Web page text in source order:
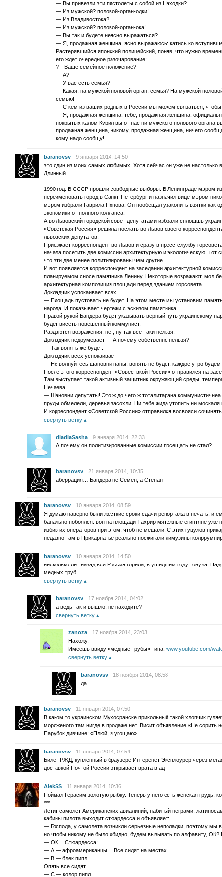
— Вы привезли эти пистолеты с собой из Находки?
— Из мужской? половой-орган-одки!
— Из Владивостока?
— Из мужской? половой-орган-ока!
— Вы так и будете неясно выражаться?
— Я, продажная женщина, ясно выражаюсь: катись ко
Растерявшийся японский полицейский, поняв, что нужно
его ждет очередное разочарование:
?-- Ваше семейное положение?
— А?
— У вас есть семья?
— Какая, на мужской половой орган, семья? На мужской
семью!
— С кем из ваших родных в России мы можем связаться,
— Я, продажная женщина, тебе, продажная женщина,
покрытых калом Курил вы от нас ни мужского полового органа
продажная женщина, никому, продажная женщина, ничего
кому надо сообщу!
baranovsv
9 января 2014, 14:50
это один из моих самых любимых. Хотя сейчас он уже не настолько
Длинный.
1990 год. В СССР прошли совбодные выборы. В Ленинграде мэром
переименовать город в Санкт-Петербург и назначил вице-мэром
мэром избрали Гаврила Попова. Он пообещал узаконить взятки как
экономики от полного коллапса.
А во Львовский городской совет депутатами избрали сплошшь
«Советская Россия» решила послать во Львов своего
львовских депутатов.
Приезжает корреспондент во Львов и сразу в пресс-службу
начала посетить две комиссии архитектурную и экологическую.
что эти две менее политизированы чем другие.
И вот появляется корреспондент на заседании архитектурной
планируемом сносе памятника Ленину. Некоторые возражают, мол
архитектурная композиция площади перед зданием горсовета.
Докладчик успокаивает всех.
— Площадь пустовать не будет. На этом месте мы установим
народа. И показывает чертежи с эскизом памятника.
Правой рукой Бандера будет указывать верный путь украинскому
будет висеть повешенный коммунист.
Раздаются возражения. нет, ну так всё-таки нельзя.
Докладчик недоумевает — А почему собственно нельзя?
— Так вонять же будет.
Докладчик всех успокаивает
— Не волнуйтесь шановни паны, вонять не будет, каждое утро будем
После этого корреспондент «Совествкой России» отправился на
Там выступает такой активный защитник окружающий среды,
Нечаева.
— Шановни депутаты! Это ж до чего ж тоталитарана
пруды обмелели, деревья засохли. Ни тебе жида утопить ни москаля
И корреспондент «Советской России» отправился восвояси
свернуть ветку
diadiaSasha
9 января 2014, 22:33
А почему он политизированные комиссии посещать не стал?
baranovsv
21 января 2014, 10:35
аберрация… Бандера не Семён, а Степан
baranovsv
10 января 2014, 08:59
Я думаю наверно были жёсткие сроки сдачи репортажа в печать, и
банально побоялся. вон на площади Тахрир мятежные египтяне уже
избив их операторов при этом, чтоб не мешали. С этих гуцулов
недавно там в Прикарпатье реально посжигали лимузины
baranovsv
10 января 2014, 14:50
несколько лет назад вся Россия горела, в ушедшем году тонула.
медных труб.
свернуть ветку
baranovsv
17 ноября 2014, 04:02
а ведь так и вышло, не находите?
свернуть ветку
zanoza
17 ноября 2014, 23:03
Нахожу.
Имеешь ввиду «медные трубы» типа: www.youtube.com/
свернуть ветку
baranovsv
18 ноября 2014, 08:58
да
baranovsv
11 января 2014, 07:50
В каком то украинском Мухосранске прикольный такой хлопчик
мороженого там нигде в продаже нет. Висит объявление «Не сорить
Парубок дивчине: «Плюй, я угощаю»
baranovsv
11 января 2014, 07:54
Билет РЖД, купленный в браузере Интеренет Эксплоурер через
доставкой Почтой России открывает врата в ад
AlekSS
11 января 2014, 10:36
Поймал Герасим золотую рыбку. Теперь у него есть женская грудь,
***
Летит самолет Американских авиалиний, набитый неграми,
кабины пилота выходит стюардесса и объявляет:
— Господа, у самолета возникли серьезные неполадки, поэтому мы
но чтобы никому не было обидно, будем вызывать по алфавиту, ОК?
— ОК… Стюардесса:
— А — афроамериканцы… Все сидят на местах.
— В — блек пипл…
Опять все сидят.
— С — колор пипл…